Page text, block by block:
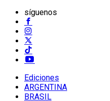
síguenos
Ediciones
ARGENTINA
BRASIL